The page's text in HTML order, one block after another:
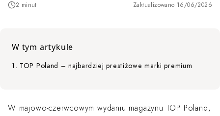
2 minut
Zaktualizowano 16/06/2026
W tym artykule
TOP Poland – najbardziej prestiżowe marki premium
W majowo-czerwcowym wydaniu magazynu TOP Poland,